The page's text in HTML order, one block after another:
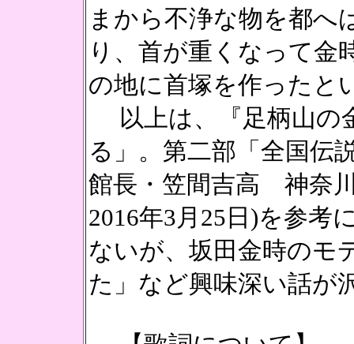
まから不浄な物を都へ
り、首が重くなって金
の地に首塚を作ったと
以上は、『足柄山の
る」。第二部「全国伝
館長・笠間吉高 神奈
2016年3月25日)を参考
ないが、坂田金時のモ
た」など興味深い話が